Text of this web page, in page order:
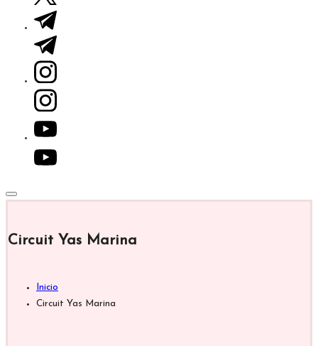
t.me
instagram.com
youtube.com
Circuit Yas Marina
Inicio
Circuit Yas Marina